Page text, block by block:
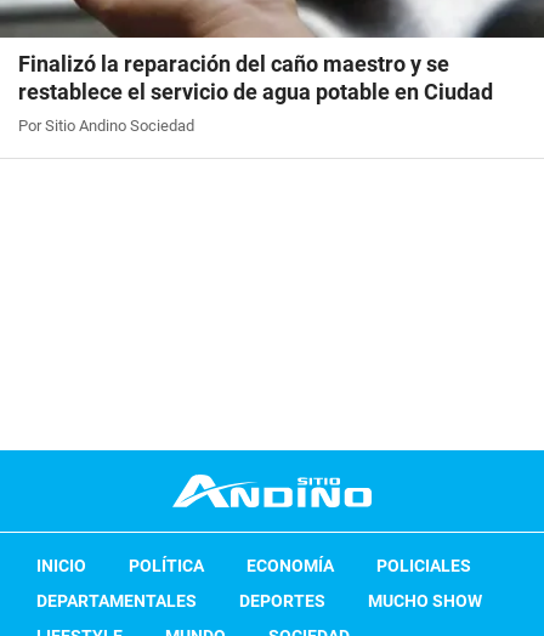
Finalizó la reparación del caño maestro y se
restablece el servicio de agua potable en Ciudad
Por Sitio Andino Sociedad
INICIO POLÍTICA ECONOMÍA
POLICIALES
DEPARTAMENTALES
DEPORTES
MUCHO SHOW